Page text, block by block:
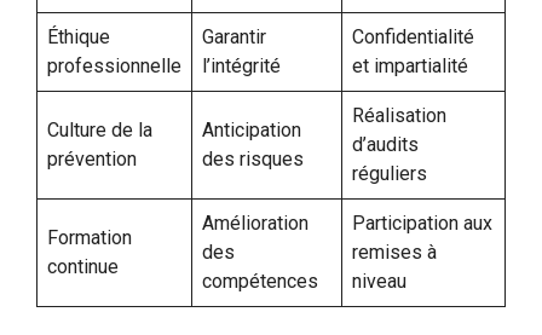
Éthique
professionnelle
Garantir
l’intégrité
Confidentialité
et impartialité
Culture de la
prévention
Anticipation
des risques
Réalisation
d’audits
réguliers
Formation
continue
Amélioration
des
compétences
Participation aux
remises à
niveau